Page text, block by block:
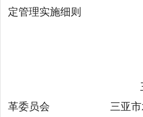
定管理实施细则
革委员会 三亚